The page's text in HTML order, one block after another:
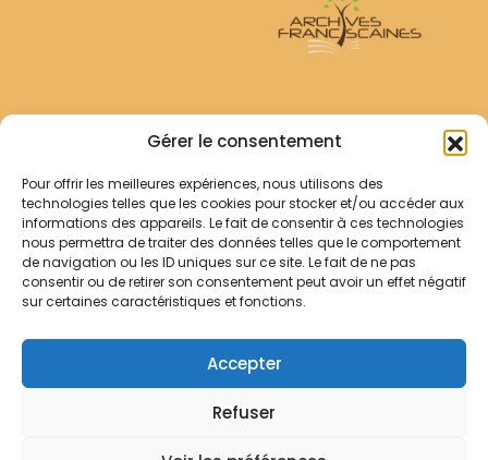
Gérer le consentement
Pour offrir les meilleures expériences, nous utilisons des
technologies telles que les cookies pour stocker et/ou accéder aux
informations des appareils. Le fait de consentir à ces technologies
nous permettra de traiter des données telles que le comportement
de navigation ou les ID uniques sur ce site. Le fait de ne pas
consentir ou de retirer son consentement peut avoir un effet négatif
sur certaines caractéristiques et fonctions.
Accepter
Refuser
Archives Franciscaines
RECHERCHER
Comment chercher ?
Les archives
Notre démarche
Contact